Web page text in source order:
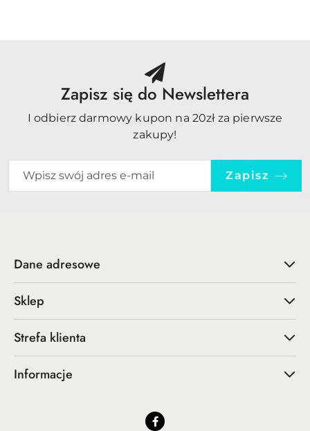
Zapisz się do Newslettera
I odbierz darmowy kupon na 20zł za pierwsze
zakupy!
Zapisz
Dane adresowe
Sklep
Strefa klienta
Informacje